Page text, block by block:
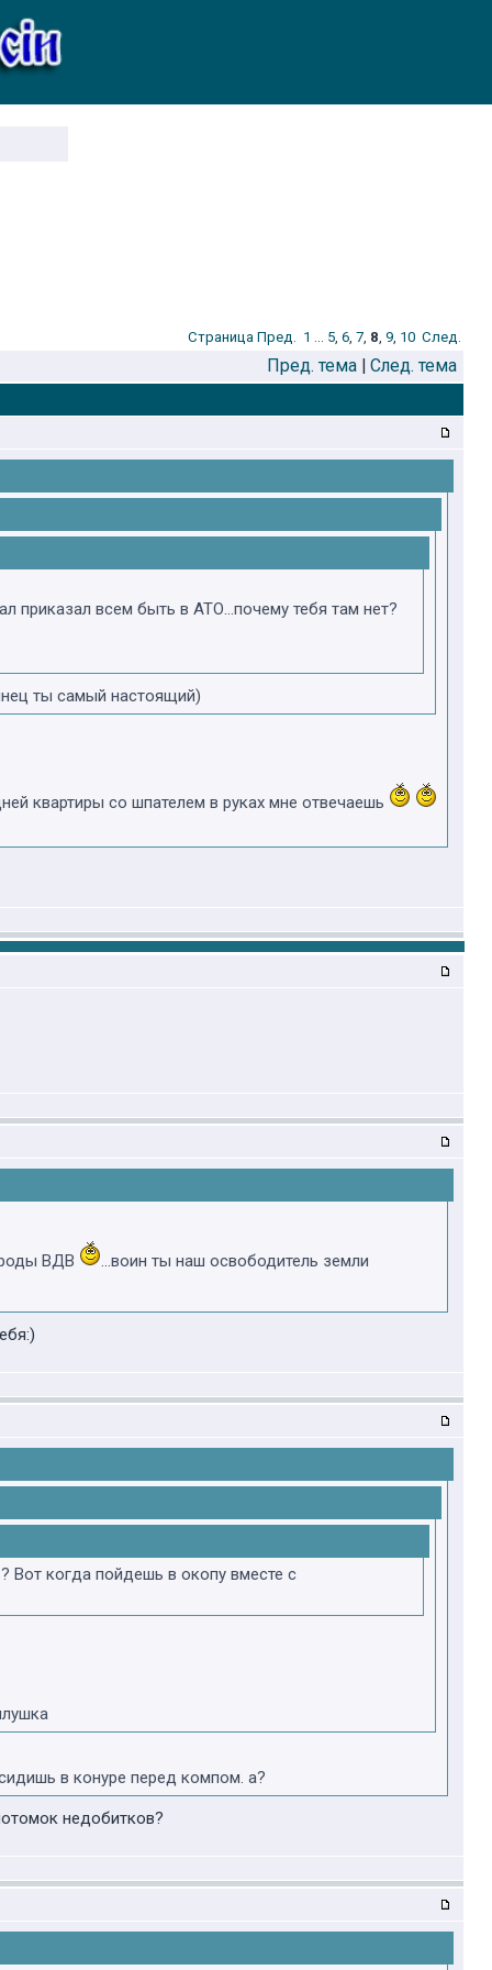
Стрaница Пред. 1 ... 5, 6, 7, 8, 9, 10 След.
Пред. тема | След. тема
приказал всем быть в АТО...почему тебя там нет?
ты самый настоящий)
квартиры со шпателем в руках мне отвечаешь
ВДВ ...воин ты наш освободитель земли
Вот когда пойдешь в окопу вместе с
в конуре перед компом. а?
недобитков?